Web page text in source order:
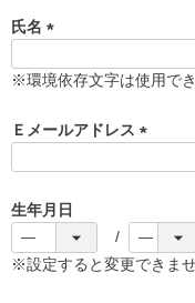
氏名
必
)
※環境依存文字は使用で
Ｅメールアドレス
)
生年月日
※設定すると変更できま